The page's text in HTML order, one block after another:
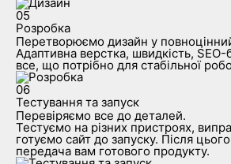
05
Розробка
Перетворюємо дизайн у
Адаптивна верстка, швидкість, SEO-
все, що потрібно для стабільної
06
Тестування та запуск
Перевіряємо все до деталей.
Тестуємо на різних пристроях,
готуємо сайт до запуску. Після
передача вам готового продукту.